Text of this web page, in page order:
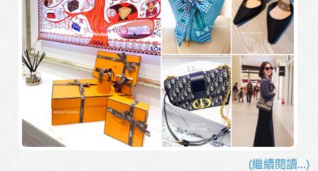
(繼續閱讀...)